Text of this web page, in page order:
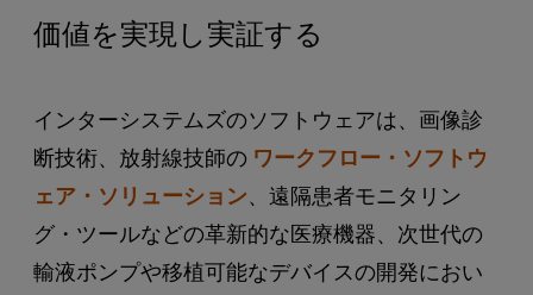
価値を実現し実証する
インターシステムズのソフトウェアは、画像診
断技術、放射線技師の ワークフロー・ソフトウ
ェア・ソリューション、遠隔患者モニタリン
グ・ツールなどの革新的な医療機器、次世代の
輸液ポンプや移植可能なデバイスの開発におい